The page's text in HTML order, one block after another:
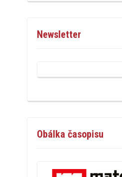
Newsletter
Obálka časopisu